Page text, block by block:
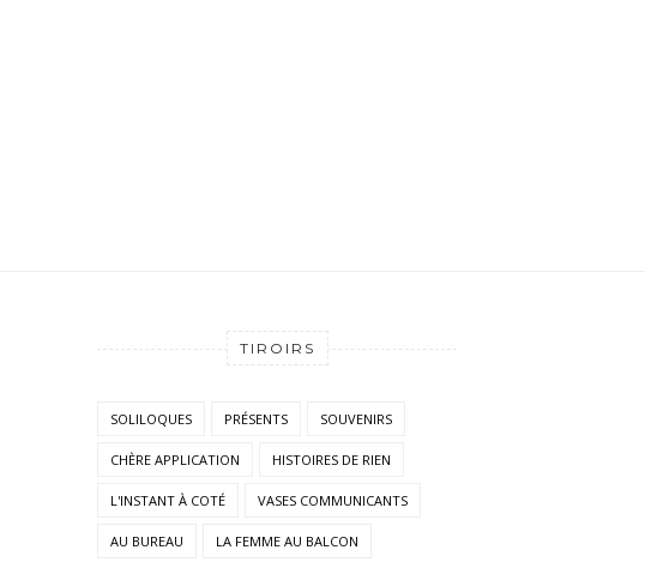
TIROIRS
SOLILOQUES PRÉSENTS SOUVENIRS
CHÈRE APPLICATION HISTOIRES DE RIEN
L'INSTANT À COTÉ VASES COMMUNICANTS
AU BUREAU LA FEMME AU BALCON